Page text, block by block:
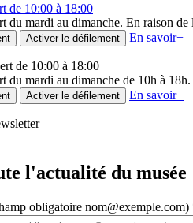
de 10:00 à 18:00
du mardi au dimanche. En raison
Activer le défilement En savoir+
de 10:00 à 18:00
du mardi au dimanche de 10h à 18h.
Activer le défilement En savoir+
l'actualité du musée
obligatoire nom@exemple.com)